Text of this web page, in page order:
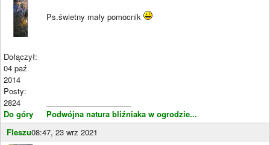
Dołączył:
04 paź
2014
Posty:
2824
Do góry
Ps.świetny mały pomocnik
Podwójna natura bliźniaka w ogrodzie...
Fleszu08:47, 23 wrz 2021